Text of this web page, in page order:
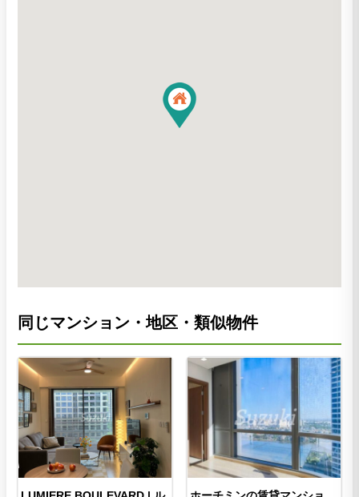
同じマンション・地区・類似物件